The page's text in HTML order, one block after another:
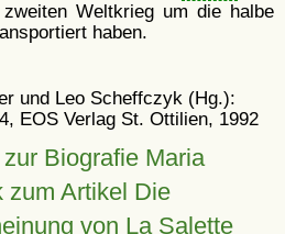
Weltkrieg um die halbe
haben.
und Leo Scheffczyk (Hg.):
EOS Verlag St. Ottilien, 1992
Biografie Maria
zum Artikel Die
von La Salette